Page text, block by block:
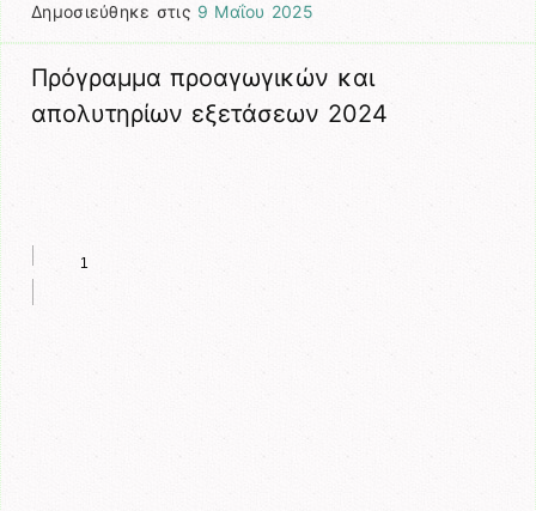
Δημοσιεύθηκε στις 9 Μαΐου 2025
Πρόγραμμα προαγωγικών και
απολυτηρίων εξετάσεων 2024